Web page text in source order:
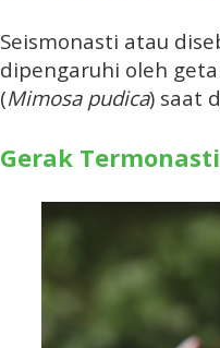
Seismonasti atau
dipengaruhi oleh
(Mimosa pudica) saat
Gerak Termonasti